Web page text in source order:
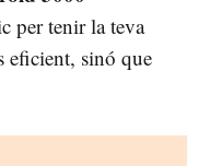
per tenir la teva
eficient, sinó que